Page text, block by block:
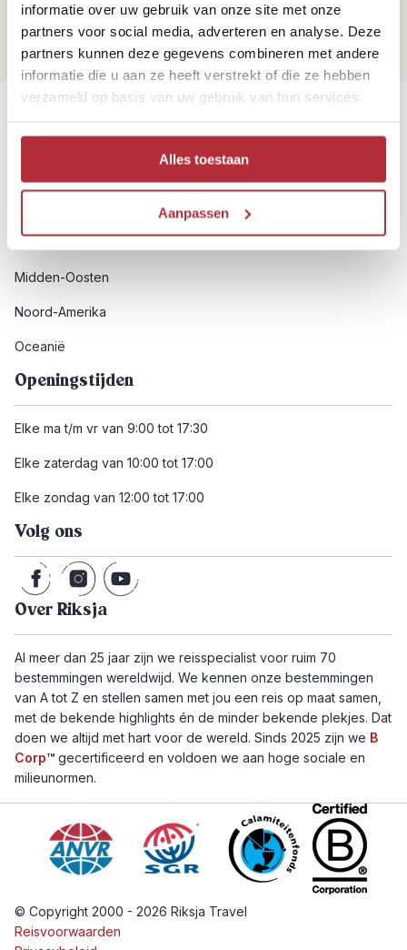
informatie over uw gebruik van onze site met onze
partners voor social media, adverteren en analyse. Deze
partners kunnen deze gegevens combineren met andere
informatie die u aan ze heeft verstrekt of die ze hebben
verzameld op basis van uw gebruik van hun services.
Alles toestaan
Aanpassen
Bekijk de werelddelen
Afrika
Midden-Oosten
Noord-Amerika
Oceanië
Openingstijden
Elke ma t/m vr van 9:00 tot 17:30
Elke zaterdag van 10:00 tot 17:00
Elke zondag van 12:00 tot 17:00
Volg ons
Over Riksja
Al meer dan 25 jaar zijn we reisspecialist voor ruim 70
bestemmingen wereldwijd. We kennen onze bestemmingen
van A tot Z en stellen samen met jou een reis op maat samen,
met de bekende highlights én de minder bekende plekjes. Dat
doen we altijd met hart voor de wereld. Sinds 2025 zijn we B
Corp™ gecertificeerd en voldoen we aan hoge sociale en
milieunormen.
© Copyright 2000 - 2026 Riksja Travel
Reisvoorwaarden